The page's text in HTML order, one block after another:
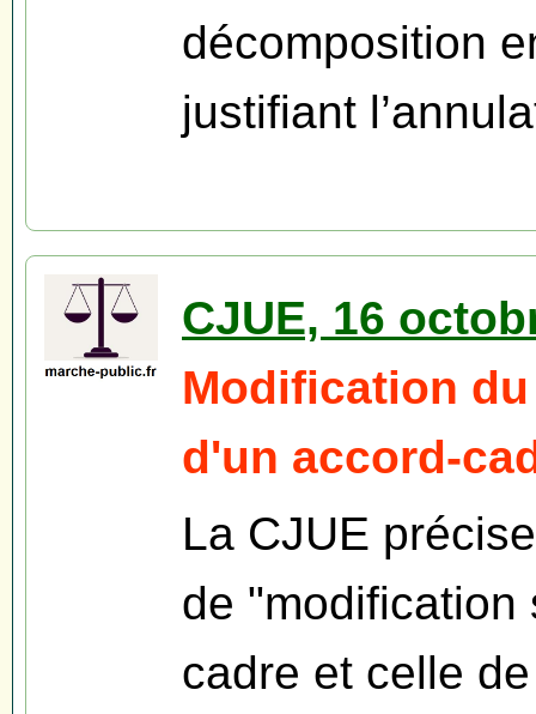
décomposition
justifiant
CJUE, 16
Modification
d'un accord-
La CJUE
de "modification
cadre et celle